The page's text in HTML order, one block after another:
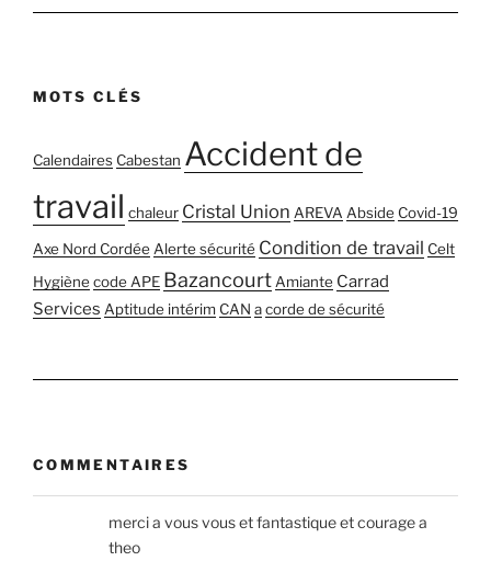
MOTS CLÉS
Calendaires Cabestan Accident de
travail chaleur Cristal Union AREVA Abside Covid-19
Axe Nord Cordée Alerte sécurité Condition de travail Celt
Hygiènecode APE Bazancourt Amiante Carrad
Services Aptitude intérim CAN acorde de sécurité
COMMENTAIRES
merci a vous vous et fantastique et courage a
theo